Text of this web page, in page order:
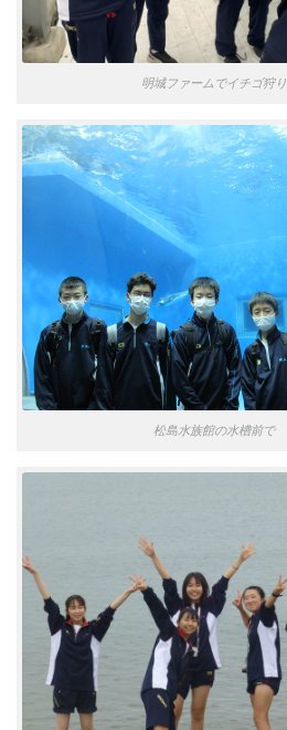
明城ファームでイチゴ狩り
松島水族館の水槽前で